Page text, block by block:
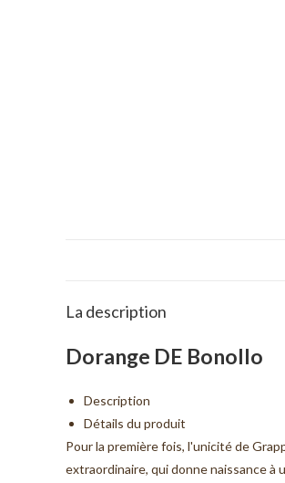
La description
Dorange DE Bonollo
Description
Détails du produit
Pour la première fois, l'unicité de
extraordinaire, qui donne naissance